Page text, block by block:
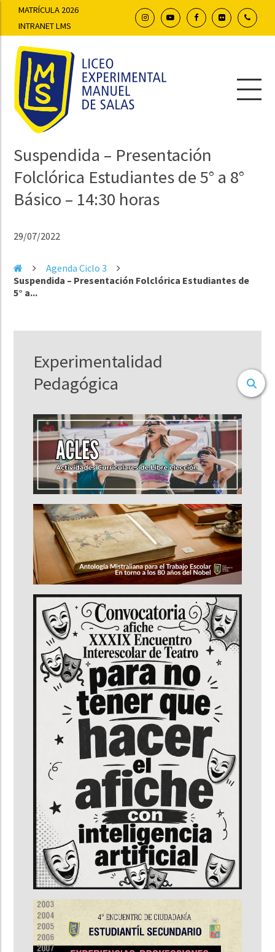
MATRÍCULA 2026
INTRANET LMS
Suspendida – Presentación
Folclórica Estudiantes de 5° a 8°
Básico – 14:30 horas
29/07/2022
Agenda Ciclo 3
Suspendida – Presentación Folclórica Estudiantes de
5° a...
Experimentalidad
Pedagógica